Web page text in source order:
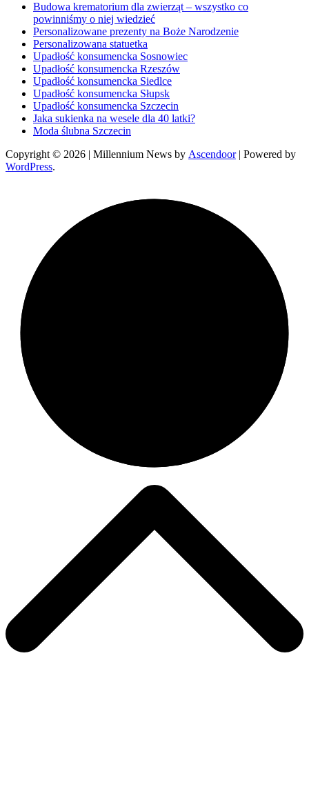
Budowa krematorium dla zwierząt – wszystko co
powinniśmy o niej wiedzieć
Personalizowane prezenty na Boże Narodzenie
Personalizowana statuetka
Upadłość konsumencka Sosnowiec
Upadłość konsumencka Rzeszów
Upadłość konsumencka Siedlce
Upadłość konsumencka Słupsk
Upadłość konsumencka Szczecin
Jaka sukienka na wesele dla 40 latki?
Moda ślubna Szczecin
Copyright © 2026 | Millennium News by Ascendoor| Powered by
WordPress.